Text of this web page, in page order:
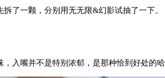
了一颗，分别用无无限&幻影试抽了一下。
入嘴并不是特别浓郁，是那种恰到好处的